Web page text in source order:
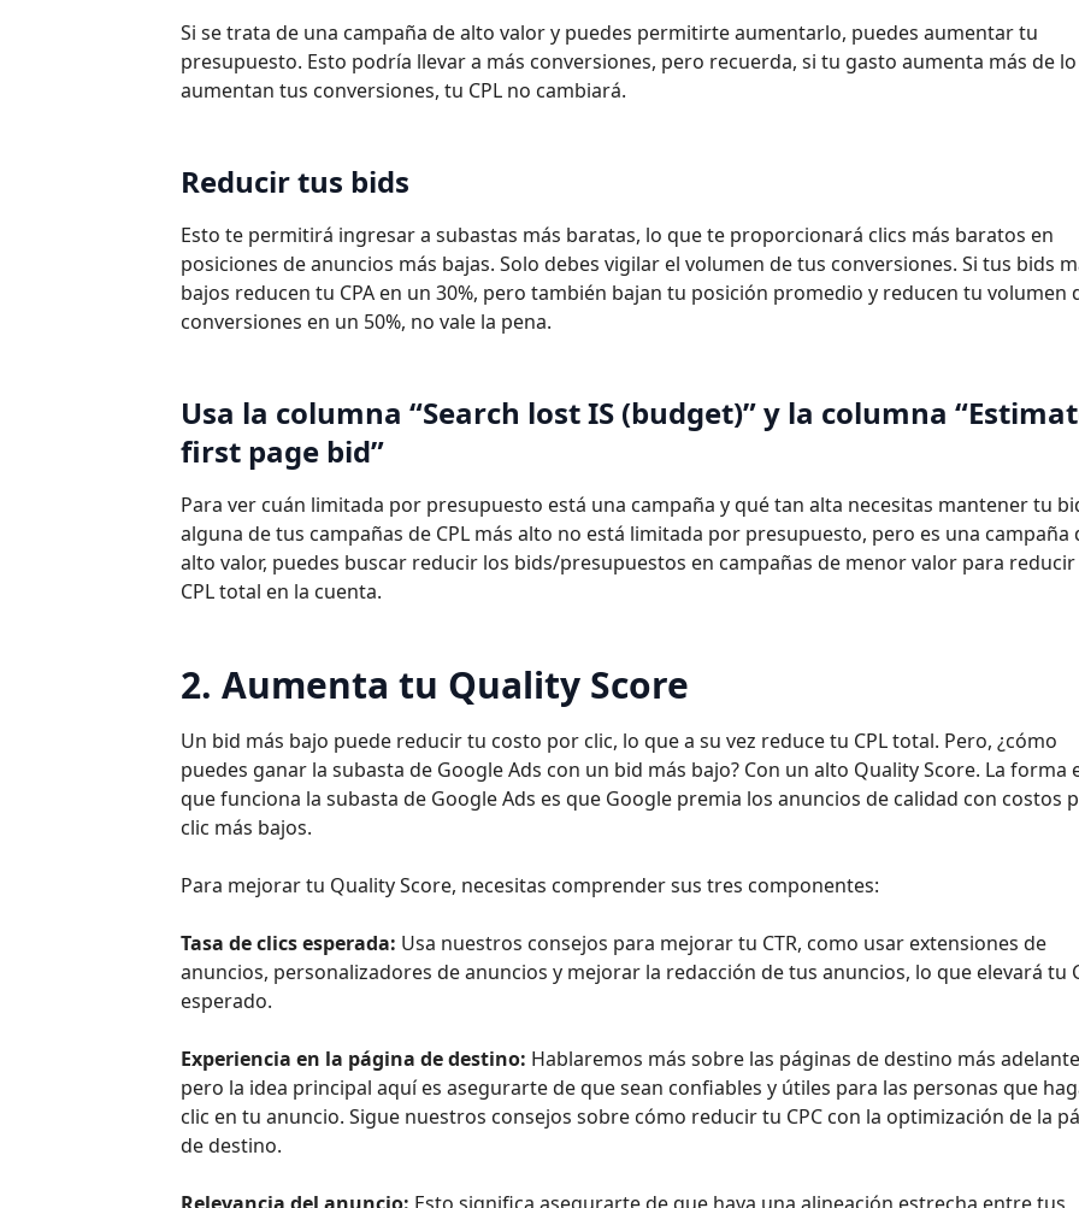
Si se trata de una campaña de alto valor y puedes permitirte aumentarlo, puedes aumentar tu
presupuesto. Esto podría llevar a más conversiones, pero recuerda, si tu gasto aumenta más de
aumentan tus conversiones, tu CPL no cambiará.
Reducir tus bids
Esto te permitirá ingresar a subastas más baratas, lo que te proporcionará clics más baratos en
posiciones de anuncios más bajas. Solo debes vigilar el volumen de tus conversiones. Si tus bids
bajos reducen tu CPA en un 30%, pero también bajan tu posición promedio y reducen tu volumen
conversiones en un 50%, no vale la pena.
Usa la columna “Search lost IS (budget)” y la columna
first page bid”
Para ver cuán limitada por presupuesto está una campaña y qué tan alta necesitas mantener tu
alguna de tus campañas de CPL más alto no está limitada por presupuesto, pero es una campaña
alto valor, puedes buscar reducir los bids/presupuestos en campañas de menor valor para
CPL total en la cuenta.
2. Aumenta tu Quality Score
Un bid más bajo puede reducir tu costo por clic, lo que a su vez reduce tu CPL total. Pero, ¿cómo
puedes ganar la subasta de Google Ads con un bid más bajo? Con un alto Quality Score. La forma
que funciona la subasta de Google Ads es que Google premia los anuncios de calidad con costos
clic más bajos.
Para mejorar tu Quality Score, necesitas comprender sus tres componentes:
Tasa de clics esperada: Usa nuestros consejos para mejorar tu CTR, como usar extensiones de
anuncios, personalizadores de anuncios y mejorar la redacción de tus anuncios, lo que elevará tu
esperado.
Experiencia en la página de destino: Hablaremos más sobre las páginas de destino más
pero la idea principal aquí es asegurarte de que sean confiables y útiles para las personas que
clic en tu anuncio. Sigue nuestros consejos sobre cómo reducir tu CPC con la optimización de la
de destino.